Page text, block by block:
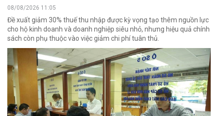
08/08/2026 11:05
Đề xuất giảm 30% thuế thu nhập được kỳ vọng tạo thêm nguồn lực
cho hộ kinh doanh và doanh nghiệp siêu nhỏ, nhưng hiệu quả chính
sách còn phụ thuộc vào việc giảm chi phí tuân thủ.